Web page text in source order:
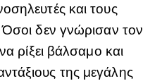
και τους
Όσοι δεν γνώρισαν τον
ρίξει βάλσαμο και
της μεγάλης